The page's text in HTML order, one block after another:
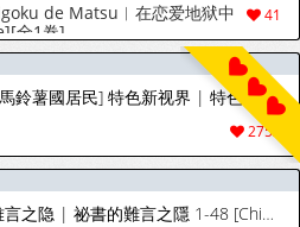
41
de Matsu︱在恋爱地狱中
全1卷]
[抖抖抖抖 & 马铃薯国居民 | 馬鈴薯國居民] 特色新视界 | 特色新視界 1-47 [Chinese] [Ongoing]
2752
[CLITO & elise shin] 秘书的难言之隐 | 祕書的難言之隱 1-48 [Chinese] [Ongoing]